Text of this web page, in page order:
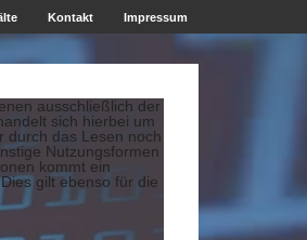
Kontakt Impressum
ausschließlich der
sich hierbei um
durch das Lesen noch
Nutzungsformen
kommt ein
gilt ebenso für die